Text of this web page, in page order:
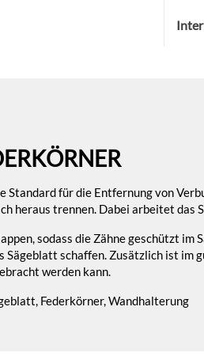
Standard für die Entfernung von
heraus trennen. Dabei arbeitet
sodass die Zähne geschützt
Sägeblatt schaffen. Zusätzlich ist
werden kann.
Federkörner, Wandhalterung